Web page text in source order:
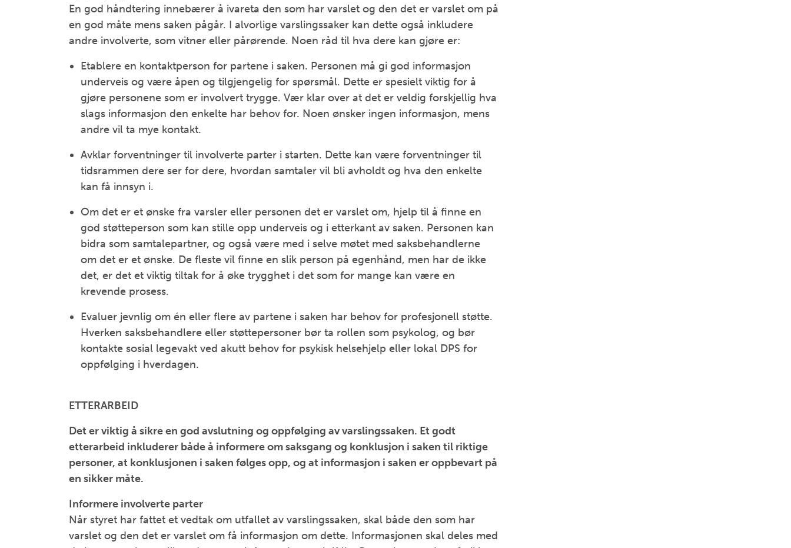
En god håndtering innebærer å ivareta den som har varslet og den det er varslet om på
en god måte mens saken pågår. I alvorlige varslingssaker kan dette også inkludere
andre involverte, som vitner eller pårørende. Noen råd til hva dere kan gjøre er:
Etablere en kontaktperson for partene i saken. Personen må gi god informasjon
underveis og være åpen og tilgjengelig for spørsmål. Dette er spesielt viktig for å
gjøre personene som er involvert trygge. Vær klar over at det er veldig forskjellig hva
slags informasjon den enkelte har behov for. Noen ønsker ingen informasjon, mens
andre vil ta mye kontakt.
Avklar forventninger til involverte parter i starten. Dette kan være forventninger til
tidsrammen dere ser for dere, hvordan samtaler vil bli avholdt og hva den enkelte
kan få innsyn i.
Om det er et ønske fra varsler eller personen det er varslet om, hjelp til å finne en
god støtteperson som kan stille opp underveis og i etterkant av saken. Personen kan
bidra som samtalepartner, og også være med i selve møtet med saksbehandlerne
om det er et ønske. De fleste vil finne en slik person på egenhånd, men har de ikke
det, er det et viktig tiltak for å øke trygghet i det som for mange kan være en
krevende prosess.
Evaluer jevnlig om én eller flere av partene i saken har behov for profesjonell støtte.
Hverken saksbehandlere eller støttepersoner bør ta rollen som psykolog, og bør
kontakte sosial legevakt ved akutt behov for psykisk helsehjelp eller lokal DPS for
oppfølging i hverdagen.
ETTERARBEID
Det er viktig å sikre en god avslutning og oppfølging av varslingssaken. Et godt
etterarbeid inkluderer både å informere om saksgang og konklusjon i saken til riktige
personer, at konklusjonen i saken følges opp, og at informasjon i saken er oppbevart på
en sikker måte.
Informere involverte parter
Når styret har fattet et vedtak om utfallet av varslingssaken, skal både den som har
varslet og den det er varslet om få informasjon om dette. Informasjonen skal deles med